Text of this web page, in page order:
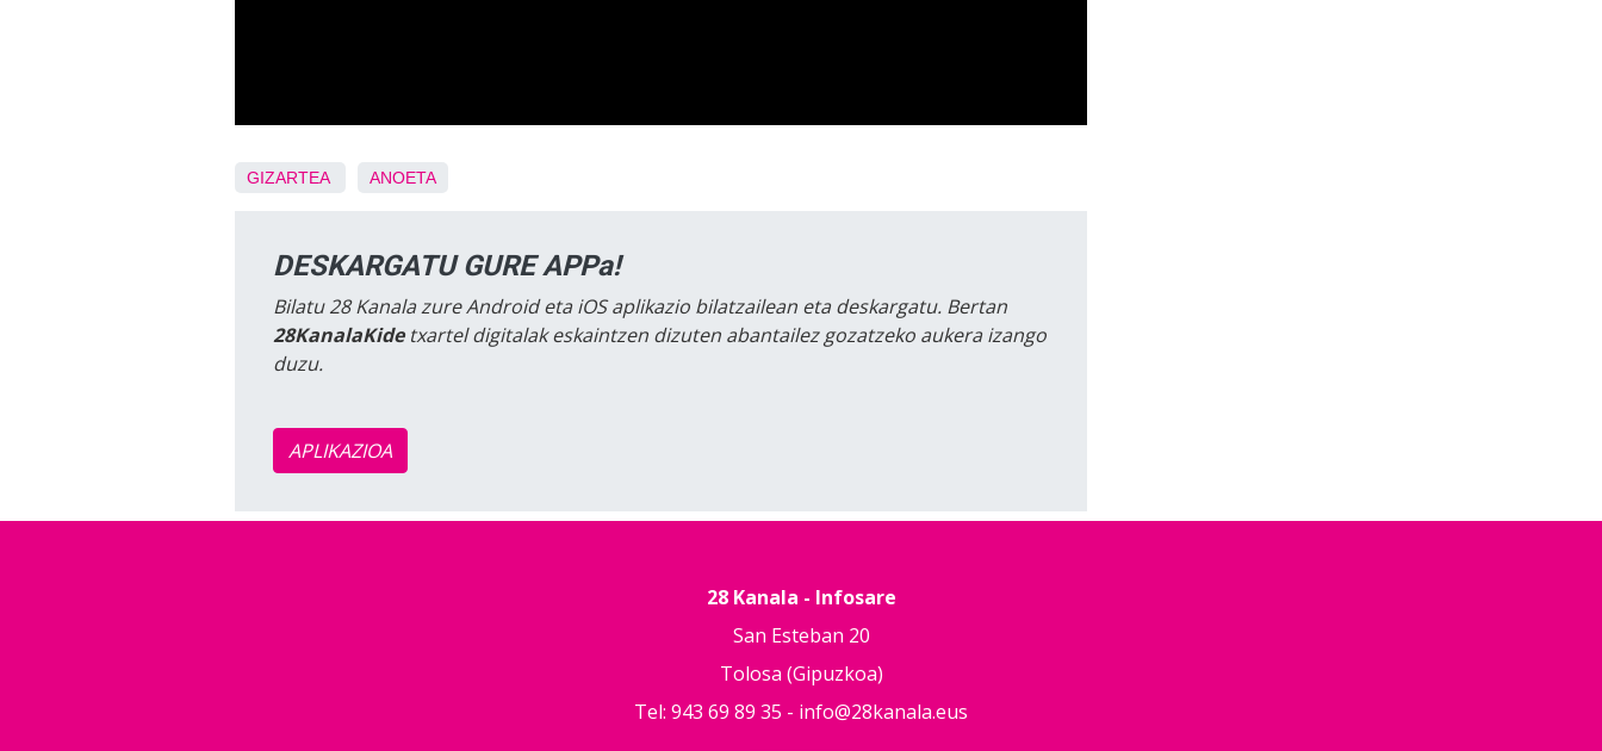
GIZARTEA ANOETA
DESKARGATU GURE APPa!
Bilatu 28 Kanala zure Android eta iOS aplikazio bilatzailean eta deskargatu. Bertan
28KanalaKidetxartel digitalak eskaintzen dizuten abantailez gozatzeko aukera izango
duzu.
APLIKAZIOA
28 Kanala - Infosare
San Esteban 20
Tolosa (Gipuzkoa)
Tel: 943 69 89 35 - info@28kanala.eus